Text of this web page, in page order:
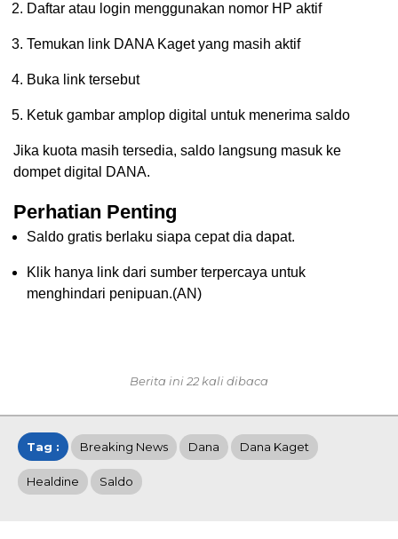
Daftar atau login menggunakan nomor HP aktif
Temukan link DANA Kaget yang masih aktif
Buka link tersebut
Ketuk gambar amplop digital untuk menerima saldo
Jika kuota masih tersedia, saldo langsung masuk ke
dompet digital DANA.
Perhatian Penting
Saldo gratis berlaku siapa cepat dia dapat.
Klik hanya link dari sumber terpercaya untuk
menghindari penipuan.(AN)
Berita ini 22 kali dibaca
Tag : Breaking News Dana Dana Kaget
Healdine Saldo